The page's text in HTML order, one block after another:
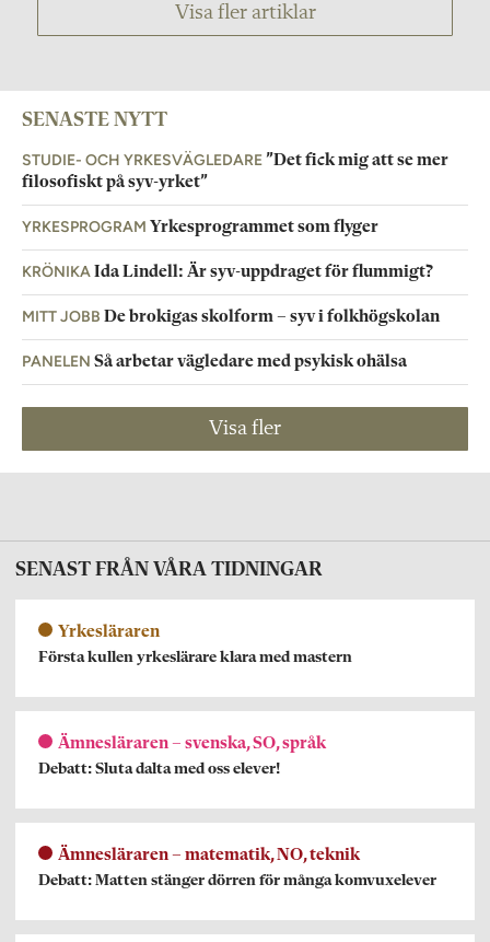
Visa fler artiklar
SENASTE NYTT
STUDIE- OCH YRKESVÄGLEDARE”Det fick mig att se mer
filosofiskt på syv-yrket”
YRKESPROGRAM Yrkesprogrammet som flyger
KRÖNIKA Ida Lindell: Är syv-uppdraget för flummigt?
MITT JOBB De brokigas skolform – syv i folkhögskolan
PANELEN Så arbetar vägledare med psykisk ohälsa
Visa fler
SENAST FRÅN VÅRA TIDNINGAR
Yrkesläraren
Första kullen yrkeslärare klara med mastern
Ämnesläraren – svenska, SO, språk
Debatt: Sluta dalta med oss elever!
Ämnesläraren – matematik, NO, teknik
Debatt: Matten stänger dörren för många komvuxelever